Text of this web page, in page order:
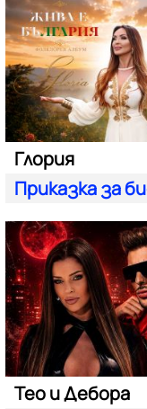
Глория
Приказка за
Тео и Дебора